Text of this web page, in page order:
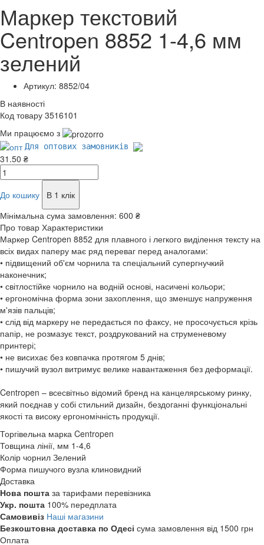
Маркер текстовий
Centropen 8852 1-4,6 мм
зелений
Артикул: 8852/04
В наявності
Код товару 3516101
Ми працюємо з
Для оптових замовників
31.50 ₴
До кошику
В 1 клік
Мінімальна сума замовлення: 600 ₴
Про товар Характеристики
Маркер Centropen 8852 для плавного і легкого виділення тексту на
всіх видах паперу має ряд переваг перед аналогами:
• підвищений об'єм чорнила та спеціальний супергнучкий
наконечник;
• світлостійке чорнило на водній основі, насичені кольори;
• ергономічна форма зони захоплення, що зменшує напруження
м'язів пальців;
• слід від маркеру не передається по факсу, не просочується крізь
папір, не розмазує текст, роздрукований на струменевому
принтері;
• не висихає без ковпачка протягом 5 днів;
• пишучий вузол витримує велике навантаження без деформації.
Centropen – всесвітньо відомий бренд на канцелярському ринку,
який поєднав у собі стильний дизайн, бездоганні функціональні
якості та високу ергономічність продукції.
Торгівельна марка Centropen
Товщина лінії, мм 1-4,6
Колір чорнил Зелений
Форма пишучого вузла клиновидний
Доставка
Нова пошта за тарифами перевізника
Укр. пошта 100% передплата
Самовивіз Наші магазини
Безкоштовна доставка по Одесі сума замовлення від 1500 грн
Оплата